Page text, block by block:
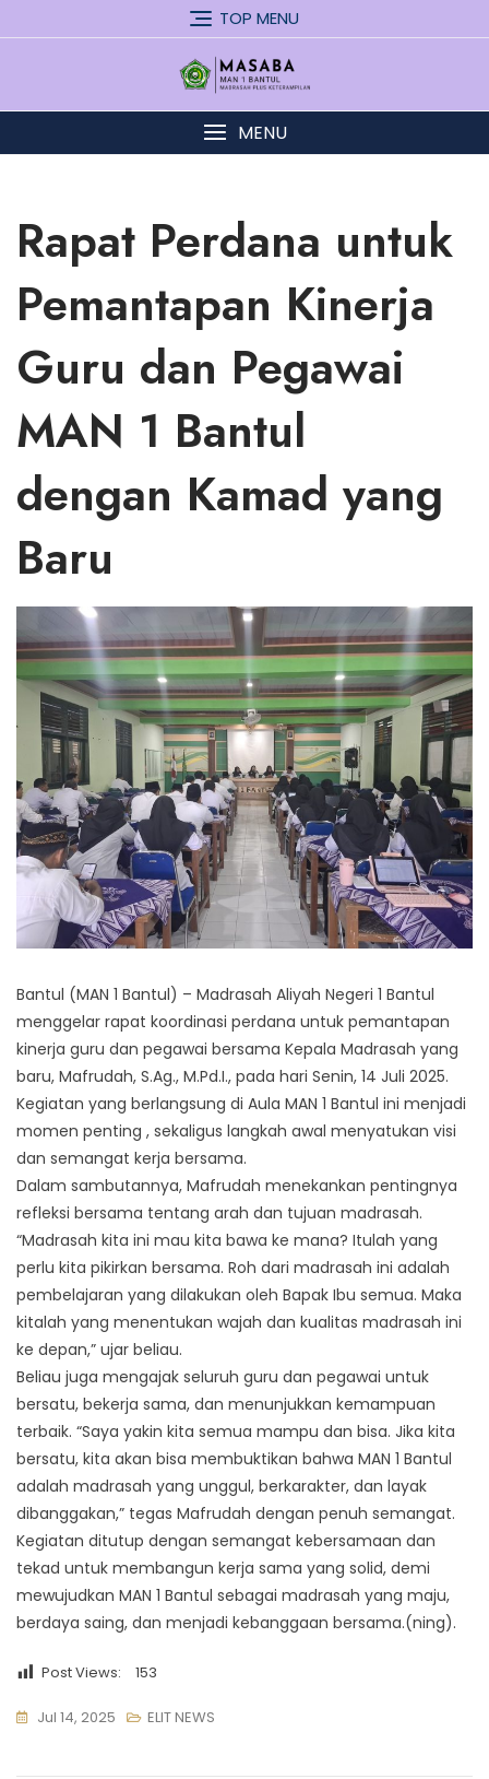
to
TOP MENU
MENU
Rapat Perdana untuk
Pemantapan Kinerja
Guru dan Pegawai
MAN 1 Bantul
dengan Kamad yang
Baru
Bantul (MAN 1 Bantul) – Madrasah Aliyah Negeri 1 Bantul
menggelar rapat koordinasi perdana untuk pemantapan
kinerja guru dan pegawai bersama Kepala Madrasah yang
baru, Mafrudah, S.Ag., M.Pd.I., pada hari Senin, 14 Juli 2025.
Kegiatan yang berlangsung di Aula MAN 1 Bantul ini menjadi
momen penting , sekaligus langkah awal menyatukan visi
dan semangat kerja bersama.
Dalam sambutannya, Mafrudah menekankan pentingnya
refleksi bersama tentang arah dan tujuan madrasah.
“Madrasah kita ini mau kita bawa ke mana? Itulah yang
perlu kita pikirkan bersama. Roh dari madrasah ini adalah
pembelajaran yang dilakukan oleh Bapak Ibu semua. Maka
kitalah yang menentukan wajah dan kualitas madrasah ini
ke depan,” ujar beliau.
Beliau juga mengajak seluruh guru dan pegawai untuk
bersatu, bekerja sama, dan menunjukkan kemampuan
terbaik. “Saya yakin kita semua mampu dan bisa. Jika kita
bersatu, kita akan bisa membuktikan bahwa MAN 1 Bantul
adalah madrasah yang unggul, berkarakter, dan layak
dibanggakan,” tegas Mafrudah dengan penuh semangat.
Kegiatan ditutup dengan semangat kebersamaan dan
tekad untuk membangun kerja sama yang solid, demi
mewujudkan MAN 1 Bantul sebagai madrasah yang maju,
berdaya saing, dan menjadi kebanggaan bersama.(ning).
Post Views: 153
Jul 14, 2025 ELIT NEWS